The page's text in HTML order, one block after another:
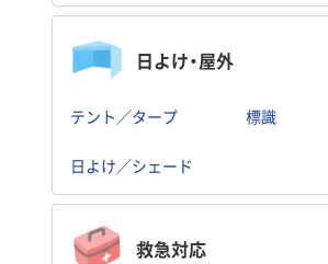
日よけ・屋外
テント／タープ 標識
日よけ／シェード
救急対応